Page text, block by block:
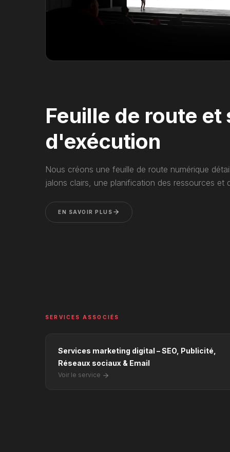
Feuille de route
d'exécution
Nous créons une feuille de route numérique
jalons clairs, une planification des ressources et
EN SAVOIR PLUS
SERVICES ASSOCIÉS
Services marketing digital – SEO, Publicité,
Réseaux sociaux & Email
Voir le service